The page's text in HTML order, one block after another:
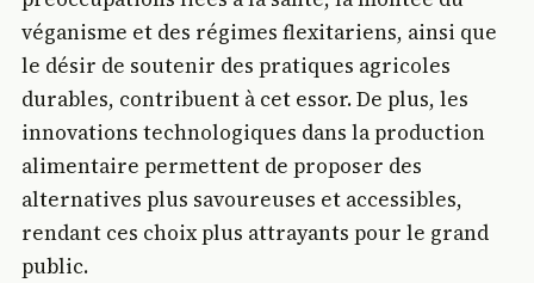
véganisme et des régimes flexitariens, ainsi que
le désir de soutenir des pratiques agricoles
durables, contribuent à cet essor. De plus, les
innovations technologiques dans la production
alimentaire permettent de proposer des
alternatives plus savoureuses et accessibles,
rendant ces choix plus attrayants pour le grand
public.